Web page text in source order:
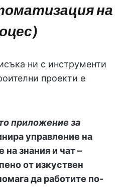
на
ни с инструменти
проекти е
приложение за
управление на
на знания и чат –
от изкуствен
да работите по-